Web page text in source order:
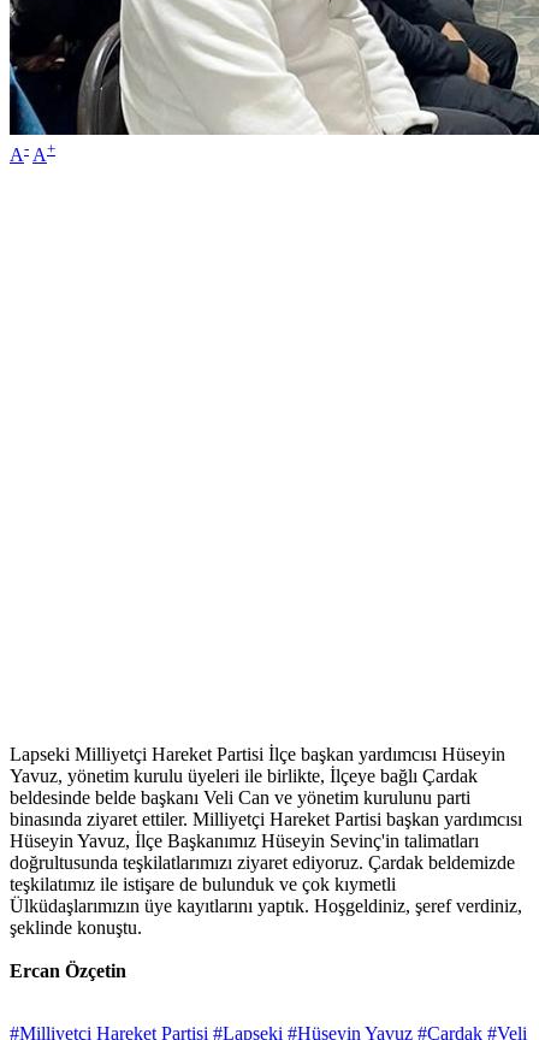
A- A+
Lapseki Milliyetçi Hareket Partisi İlçe başkan yardımcısı Hüseyin
Yavuz, yönetim kurulu üyeleri ile birlikte, İlçeye bağlı Çardak
beldesinde belde başkanı Veli Can ve yönetim kurulunu parti
binasında ziyaret ettiler. Milliyetçi Hareket Partisi başkan yardımcısı
Hüseyin Yavuz, İlçe Başkanımız Hüseyin Sevinç'in talimatları
doğrultusunda teşkilatlarımızı ziyaret ediyoruz. Çardak beldemizde
teşkilatımız ile istişare de bulunduk ve çok kıymetli
Ülküdaşlarımızın üye kayıtlarını yaptık. Hoşgeldiniz, şeref verdiniz,
şeklinde konuştu.
Ercan Özçetin
#Milliyetçi Hareket Partisi #Lapseki #Hüseyin Yavuz #Çardak #Veli